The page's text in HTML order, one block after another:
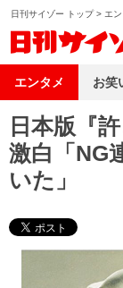
日刊サイゾー トップ> エ
日本版『
激白「NG
いた」
エンタメ お笑